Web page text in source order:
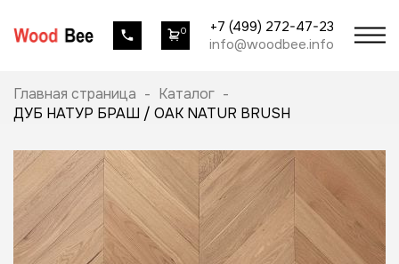
0
+7 (499) 272-47-23
info@woodbee.info
Главная страница - Каталог -
ДУБ НАТУР БРАШ / OAK NATUR BRUSH